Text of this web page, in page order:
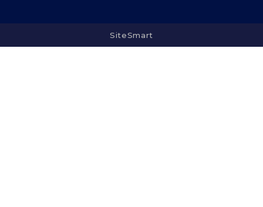
SiteSmart